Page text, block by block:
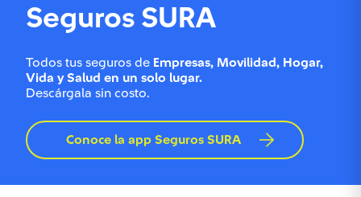
Seguros SURA
Todos tus seguros de Empresas, Movilidad, Hogar,
Vida y Salud en un solo lugar.
Descárgala sin costo.
Conoce la app Seguros SURA